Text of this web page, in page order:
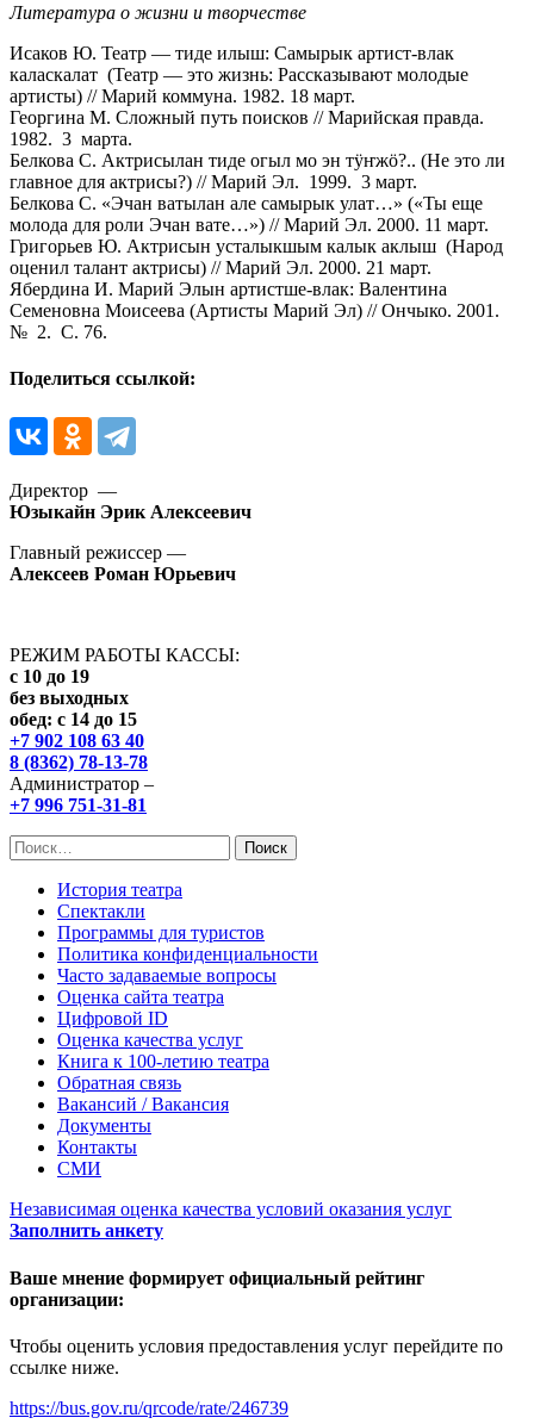
Литература о жизни и творчестве
Исаков Ю. Театр — тиде илыш: Самырык артист-влак
каласкалат (Театр — это жизнь: Рассказывают молодые
артисты) // Марий коммуна. 1982. 18 март.
Георгина М. Сложный путь поисков // Марийская правда.
1982. 3 марта.
Белкова С. Актрисылан тиде огыл мо эн тӱҥжӧ?.. (Не это ли
главное для актрисы?) // Марий Эл. 1999. 3 март.
Белкова С. «Эчан ватылан але самырык улат…» («Ты еще
молода для роли Эчан вате…») // Марий Эл. 2000. 11 март.
Григорьев Ю. Актрисын усталыкшым калык аклыш (Народ
оценил талант актрисы) // Марий Эл. 2000. 21 март.
Ябердина И. Марий Элын артистше-влак: Валентина
Семеновна Моисеева (Артисты Марий Эл) // Ончыко. 2001.
№ 2. С. 76.
Поделиться ссылкой:
Директор —
Юзыкайн Эрик Алексеевич
Главный режиссер —
Алексеев Роман Юрьевич
РЕЖИМ РАБОТЫ КАССЫ:
с 10 до 19
без выходных
обед: с 14 до 15
+7 902 108 63 40
8 (8362) 78-13-78
Администратор –
+7 996 751-31-81
Найти:
История театра
Спектакли
Программы для туристов
Политика конфиденциальности
Часто задаваемые вопросы
Оценка сайта театра
Цифровой ID
Оценка качества услуг
Книга к 100-летию театра
Обратная связь
Вакансий / Вакансия
Документы
Контакты
СМИ
Независимая оценка качества условий оказания услуг
Заполнить анкету
Ваше мнение формирует официальный рейтинг
организации:
Чтобы оценить условия предоставления услуг перейдите по
ссылке ниже.
https://bus.gov.ru/qrcode/rate/246739